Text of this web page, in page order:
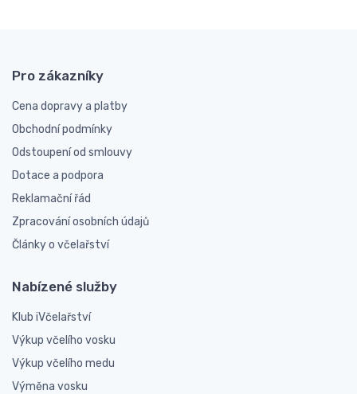
Pro zákazníky
Cena dopravy a platby
Obchodní podmínky
Odstoupení od smlouvy
Dotace a podpora
Reklamační řád
Zpracování osobních údajů
Články o včelařství
Nabízené služby
Klub iVčelařství
Výkup včelího vosku
Výkup včelího medu
Výměna vosku